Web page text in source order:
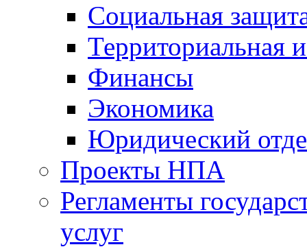
Социальная
Территориальная
Финансы
Экономика
Юридический
Проекты НПА
Регламенты
услуг